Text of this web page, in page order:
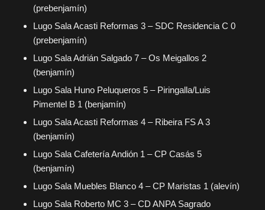
(prebenjamín)
Lugo Sala Acasti Reformas 3 – SDC Residencia C 0
(prebenjamín)
Lugo Sala Adrián Salgado 7 – Os Meigallos 2
(benjamín)
Lugo Sala Huno Peluqueros 5 – Piringalla/Luis
Pimentel B 1 (benjamín)
Lugo Sala Acasti Reformas 4 – Ribeira FS A 3
(benjamín)
Lugo Sala Cafetería Andión 1 – CP Casás 5
(benjamín)
Lugo Sala Muebles Blanco 4 – CP Maristas 1 (alevín)
Lugo Sala Roberto MC 3 – CD ANPA Sagrado